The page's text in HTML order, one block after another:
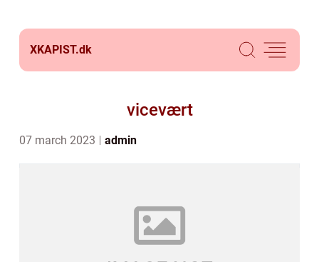
XKAPIST.dk
vicevært
07 march 2023 admin